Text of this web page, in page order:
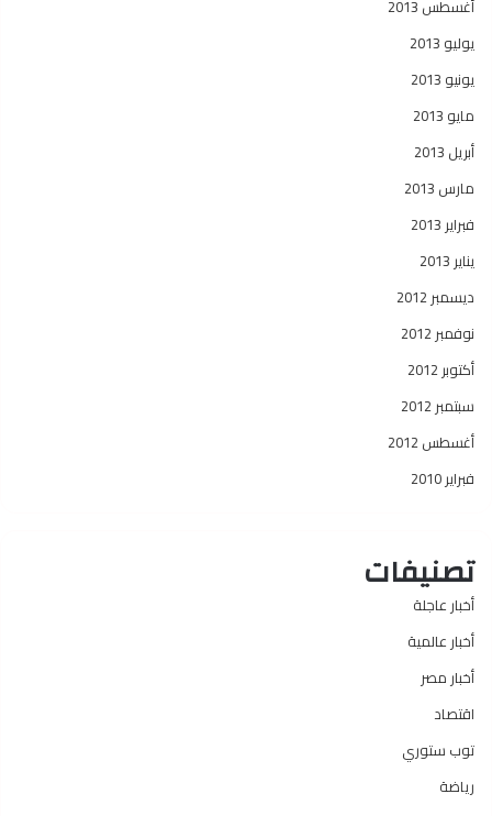
أغسطس 2013
يوليو 2013
يونيو 2013
مايو 2013
أبريل 2013
مارس 2013
فبراير 2013
يناير 2013
ديسمبر 2012
نوفمبر 2012
أكتوبر 2012
سبتمبر 2012
أغسطس 2012
فبراير 2010
تصنيفات
أخبار عاجلة
أخبار عالمية
أخبار مصر
اقتصاد
توب ستوري
رياضة